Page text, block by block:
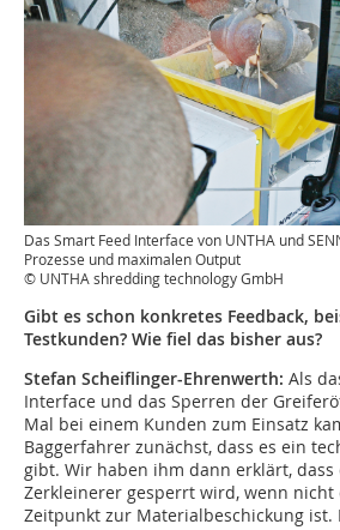
Das Smart Feed Interface von UNTHA und
Prozesse und maximalen Output
© UNTHA shredding technology GmbH
Gibt es schon konkretes Feedback,
Testkunden? Wie fiel das bisher aus?
Stefan Scheiflinger-Ehrenwerth: Als
Interface und das Sperren der
Mal bei einem Kunden zum Einsatz
Baggerfahrer zunächst, dass es ein
gibt. Wir haben ihm dann erklärt,
Zerkleinerer gesperrt wird, wenn
Zeitpunkt zur Materialbeschickung ist.